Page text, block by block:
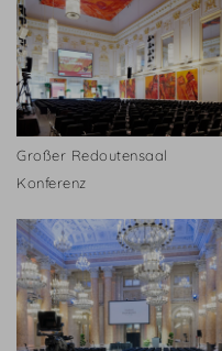
Großer Redoutensaal
Konferenz